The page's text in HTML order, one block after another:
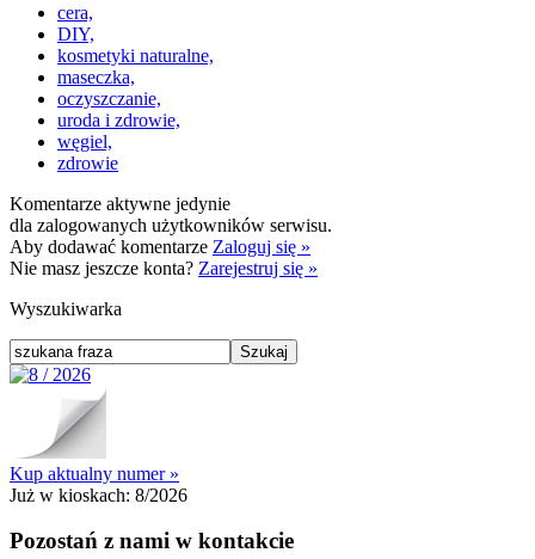
cera,
DIY,
kosmetyki naturalne,
maseczka,
oczyszczanie,
uroda i zdrowie,
węgiel,
zdrowie
Komentarze aktywne jedynie
dla zalogowanych użytkowników serwisu.
Aby dodawać komentarze Zaloguj się »
Nie masz jeszcze konta? Zarejestruj się »
Wyszukiwarka
Kup aktualny numer »
Już w kioskach: 8/2026
Pozostań z nami w kontakcie